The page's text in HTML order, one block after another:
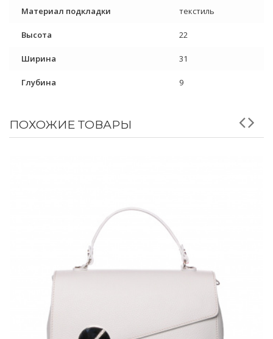
Материал подкладки текстиль
Высота 22
Ширина 31
Глубина 9
ПОХОЖИЕ ТОВАРЫ